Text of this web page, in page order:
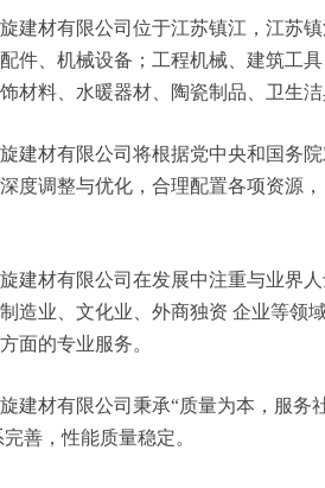
建材有限公司位于江苏镇江，江苏
件、机械设备；工程机械、建筑工
材料、水暖器材、陶瓷制品、卫生
建材有限公司将根据党中央和国务
度调整与优化，合理配置各项资源
建材有限公司在发展中注重与业界
造业、文化业、外商独资 企业等领
面的专业服务。
建材有限公司秉承“质量为本，服
善，性能质量稳定。